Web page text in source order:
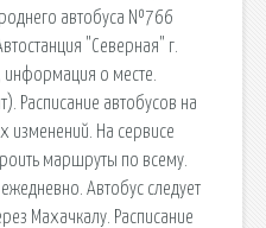
автобуса №766
"Северная" г.
о месте.
Расписание автобусов на
изменений. На сервисе
маршруты по всему.
Автобус следует
Махачкалу. Расписание